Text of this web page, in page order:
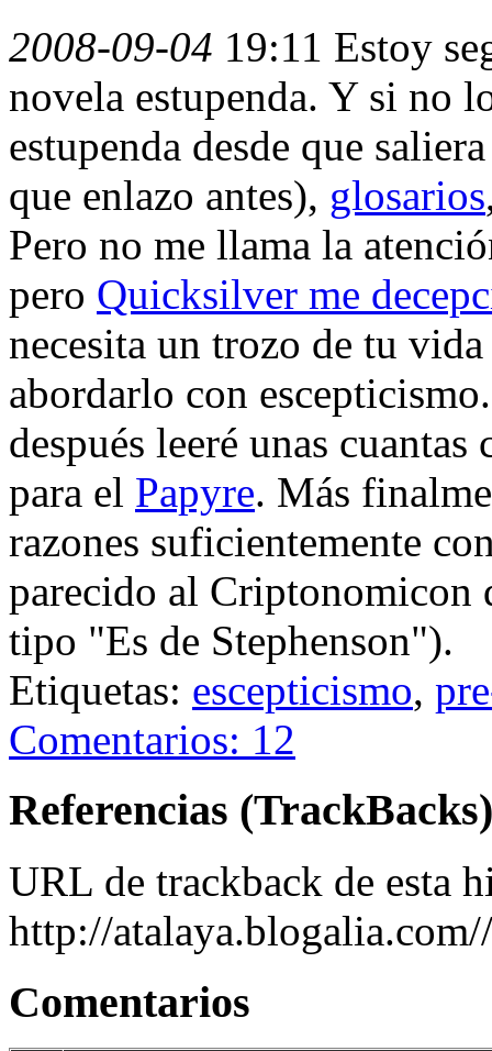
2008-09-04 19:11 Estoy
novela estupenda. Y si no
estupenda desde que
que enlazo antes), glosarios
Pero no me llama la
pero Quicksilver me
necesita un trozo de tu
abordarlo con
después leeré unas
para el Papyre. Más
razones suficientemente
parecido al Criptonomicon
tipo "Es de Stephenson").
Etiquetas: escepticismo,
Comentarios: 12
Referencias (TrackBacks)
URL de trackback de esta
http://
Comentarios